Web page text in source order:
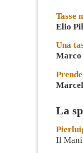
Tasse
Elio
Una
Marco
La
Il